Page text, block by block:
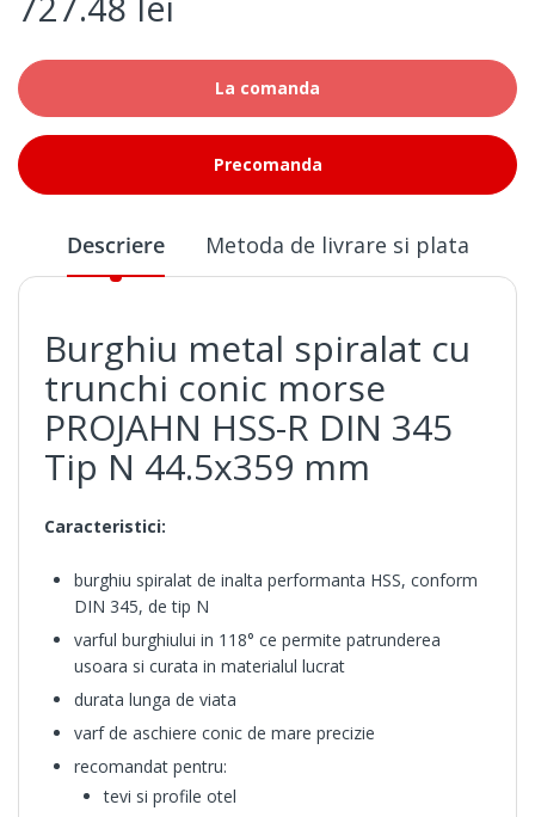
La comanda
Precomanda
Descriere Metoda de livrare si plata
Burghiu metal spiralat cu
trunchi conic morse
PROJAHN HSS-R DIN 345
Tip N 44.5x359 mm
Caracteristici:
burghiu spiralat de inalta performanta HSS, conform
DIN 345, de tip N
varful burghiului in 118° ce permite patrunderea
usoara si curata in materialul lucrat
durata lunga de viata
varf de aschiere conic de mare precizie
recomandat pentru:
tevi si profile otel